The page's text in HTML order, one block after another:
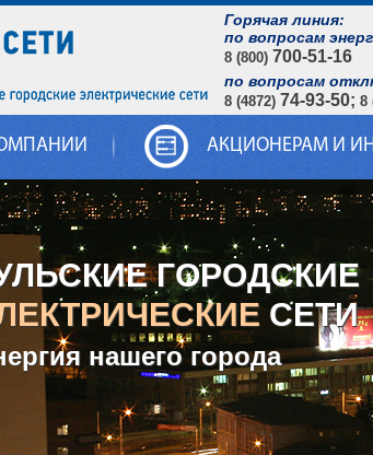
Горячая линия:
по вопросам
8 (800) 700-51-16
по вопросам
8 (4872) 74-93-50; 8
АКЦИОНЕРАМ И
ГОРОДСКИЕ
СЕТИ
нашего города